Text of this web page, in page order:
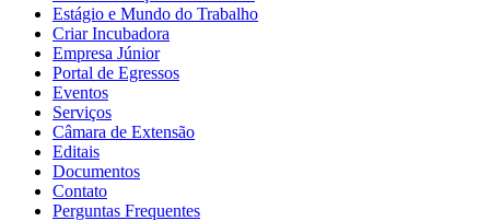
Estágio e Mundo do Trabalho
Criar Incubadora
Empresa Júnior
Portal de Egressos
Eventos
Serviços
Câmara de Extensão
Editais
Documentos
Contato
Perguntas Frequentes